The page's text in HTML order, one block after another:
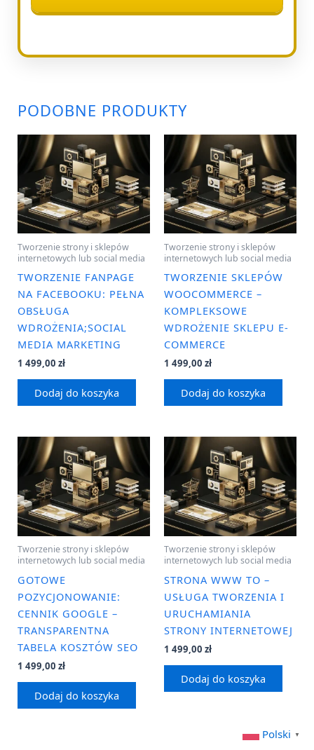
PODOBNE PRODUKTY
Tworzenie strony i sklepów
internetowych lub social media
TWORZENIE FANPAGE
NA FACEBOOKU: PEŁNA
OBSŁUGA
WDROŻENIA;SOCIAL
MEDIA MARKETING
1 499,00 zł
Dodaj do koszyka
Tworzenie strony i sklepów
internetowych lub social media
TWORZENIE SKLEPÓW
WOOCOMMERCE –
KOMPLEKSOWE
WDROŻENIE SKLEPU E-
COMMERCE
1 499,00 zł
Dodaj do koszyka
Tworzenie strony i sklepów
internetowych lub social media
GOTOWE
POZYCJONOWANIE:
CENNIK GOOGLE –
TRANSPARENTNA
TABELA KOSZTÓW SEO
1 499,00 zł
Dodaj do koszyka
Tworzenie strony i sklepów
internetowych lub social media
STRONA WWW TO –
USŁUGA TWORZENIA I
URUCHAMIANIA
STRONY INTERNETOWEJ
1 499,00 zł
Dodaj do koszyka
Polski ▼